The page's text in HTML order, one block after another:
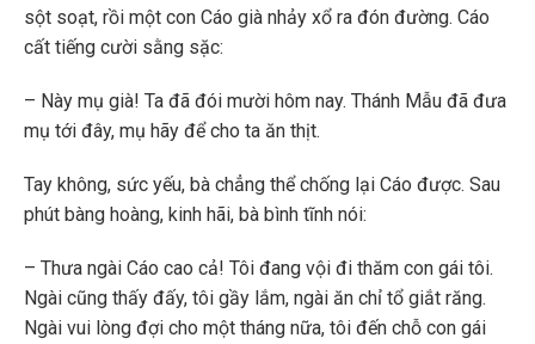
sột soạt, rồi một con Cáo già nhảy xổ ra đón đường. Cáo
cất tiếng cười sằng sặc:
– Này mụ già! Ta đã đói mười hôm nay. Thánh Mẫu đã đưa
mụ tới đây, mụ hãy để cho ta ăn thịt.
Tay không, sức yếu, bà chẳng thể chống lại Cáo được. Sau
phút bàng hoàng, kinh hãi, bà bình tĩnh nói:
– Thưa ngài Cáo cao cả! Tôi đang vội đi thăm con gái tôi.
Ngài cũng thấy đấy, tôi gầy lắm, ngài ăn chỉ tổ giắt răng.
Ngài vui lòng đợi cho một tháng nữa, tôi đến chỗ con gái